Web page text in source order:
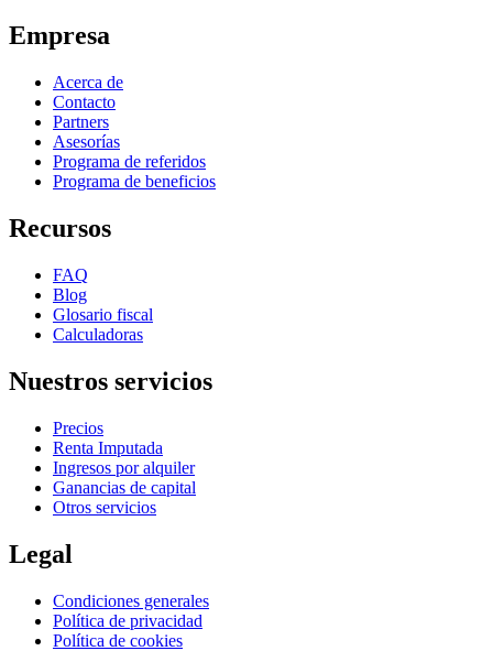
Empresa
Acerca de
Contacto
Partners
Asesorías
Programa de referidos
Programa de beneficios
Recursos
FAQ
Blog
Glosario fiscal
Calculadoras
Nuestros servicios
Precios
Renta Imputada
Ingresos por alquiler
Ganancias de capital
Otros servicios
Legal
Condiciones generales
Política de privacidad
Política de cookies